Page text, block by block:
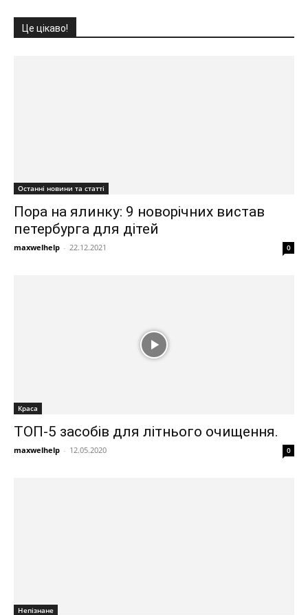
Це цікаво!
Останні новини та статті
Пора на ялинку: 9 новорічних вистав
петербурга для дітей
maxwelhelp - 22.12.2021 0
Краса
ТОП-5 засобів для літнього очищення.
maxwelhelp - 12.05.2020 0
Непізнане